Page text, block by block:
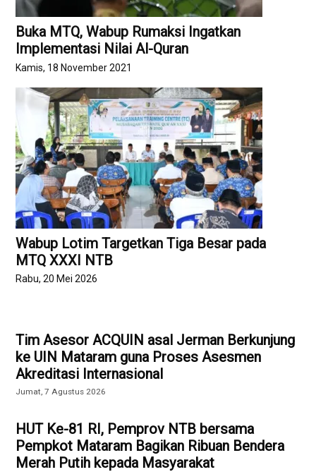
Buka MTQ, Wabup Rumaksi Ingatkan
Implementasi Nilai Al-Quran
Kamis, 18 November 2021
Wabup Lotim Targetkan Tiga Besar pada
MTQ XXXI NTB
Rabu, 20 Mei 2026
Tim Asesor ACQUIN asal Jerman Berkunjung
ke UIN Mataram guna Proses Asesmen
Akreditasi Internasional
Jumat, 7 Agustus 2026
HUT Ke-81 RI, Pemprov NTB bersama
Pempkot Mataram Bagikan Ribuan Bendera
Merah Putih kepada Masyarakat